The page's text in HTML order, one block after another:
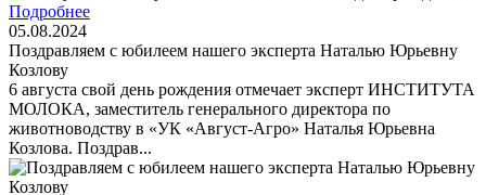
Подробнее
05.08.2024
Поздравляем с юбилеем нашего эксперта Наталью Юрьевну
Козлову
6 августа свой день рождения отмечает эксперт ИНСТИТУТА
МОЛОКА, заместитель генерального директора по
животноводству в «УК «Август-Агро» Наталья Юрьевна
Козлова. Поздрав...